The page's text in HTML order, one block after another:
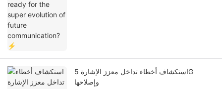
استكشاف أخطاء تداخل معزز الإشارة 5G
وإصلاحها